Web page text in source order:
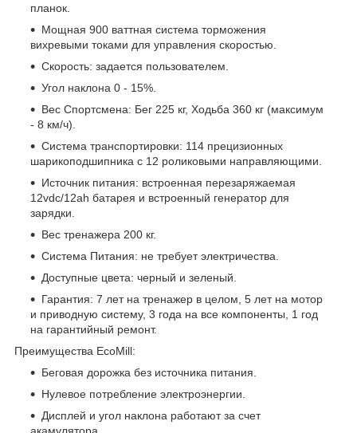
планок.
Мощная 900 ваттная система торможения
вихревыми токами для управления скоростью.
Скорость: задается пользователем.
Угол наклона 0 - 15%.
Вес Спортсмена: Бег 225 кг, Ходьба 360 кг (максимум
- 8 км/ч).
Система транспортировки: 114 прецизионных
шарикоподшипника с 12 роликовыми направляющими.
Источник питания: встроенная перезаряжаемая
12vdc/12ah батарея и встроенный генератор для
зарядки.
Вес тренажера 200 кг.
Система Питания: не требует электричества.
Доступные цвета: черный и зеленый.
Гарантия: 7 лет на тренажер в целом, 5 лет на мотор
и приводную систему, 3 года на все компоненты, 1 год
на гарантийный ремонт.
Преимущества EcoMill:
Беговая дорожка без источника питания.
Нулевое потребление электроэнергии.
Дисплей и угол наклона работают за счет
акамулятора.